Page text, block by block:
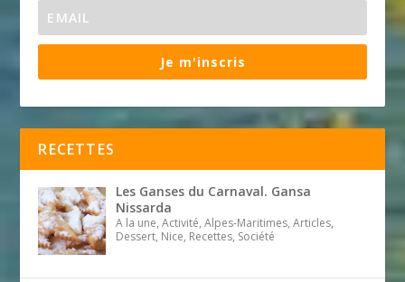
Je m'inscris
RECETTES
Les Ganses du Carnaval. Gansa
Nissarda
A la une, Activité, Alpes-Maritimes, Articles,
Dessert, Nice, Recettes, Société